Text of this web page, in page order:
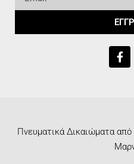
Πνευματικά Δικαιώματα